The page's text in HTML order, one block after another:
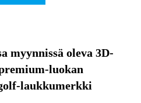
myynnissä oleva 3D-
luokan
laukkumerkki